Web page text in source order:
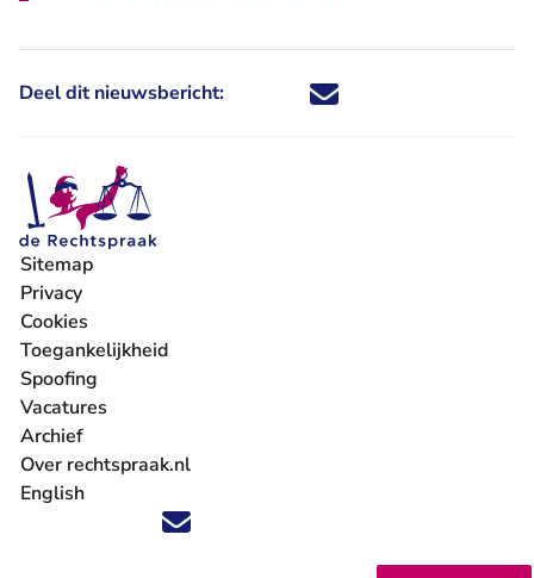
Deel dit nieuwsbericht: Deel dit nieuwsbericht via X -
Deel dit nieuwsbericht via
Deel dit nieuwsbericht
Deel dit
Volg ons op X (Twitter) - U verlaat Rechtspraak.nl
Volg ons op Facebook - U verlaat Rechtspraak.nl
Volg ons op Instagram - U verlaat Rechtspraak.nl
Volg ons op Youtube - U verlaat Rechtspraak.nl
Volg ons op LinkedIn - U verlaat
'Blijf op de hoogte' nieuwsbrief - U verlaat
Sitemap
Privacy
Cookies
Toegankelijkheid
Spoofing
Vacatures
- U verlaat Rechtspraak.nl
Archief
Over rechtspraak.nl
English